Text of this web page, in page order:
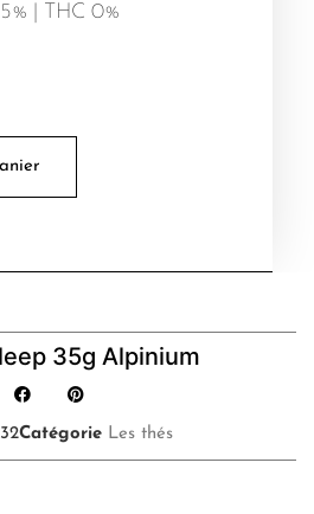
| THC 0%
35g Alpinium
Catégorie Les thés